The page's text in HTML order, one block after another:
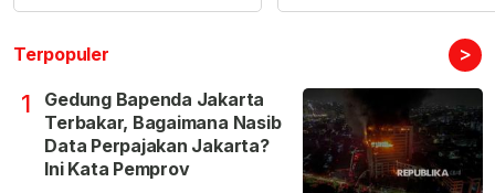
Terpopuler >
1
Gedung Bapenda Jakarta
Terbakar, Bagaimana Nasib
Data Perpajakan Jakarta?
Ini Kata Pemprov